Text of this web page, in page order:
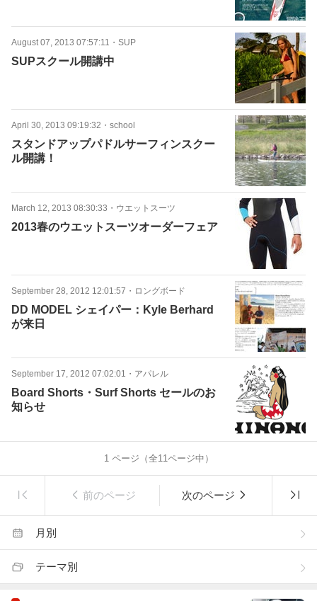
August 07, 2013 07:57:11 ・ SUP
SUPスクール開講中
April 30, 2013 09:19:32 ・ school
スタンドアップパドルサーフィンスクー
ル開講！
March 12, 2013 08:30:33 ・ ウエットスーツ
2013春のウエットスーツオーダーフェア
September 28, 2012 12:01:57 ・ ロングボード
DD MODEL シェイパー：Kyle Berhard
が来日
September 17, 2012 07:02:01 ・ アパレル
Board Shorts・Surf Shorts セールのお
知らせ
1ページ（全11ページ中）
前のページ 次のページ
月別
テーマ別